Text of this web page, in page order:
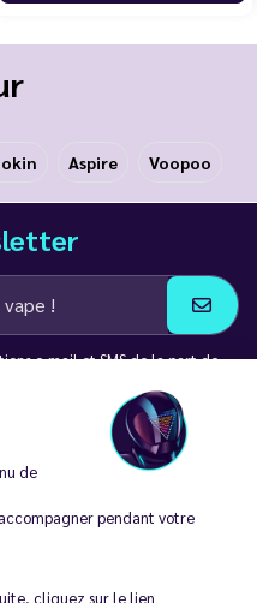
de
pendant votre
cliquez sur le lien
Aspire Voopoo
e-mail et SMS de la part de
interdite chez les moins de